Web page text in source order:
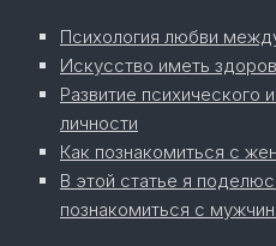
Психология любви
Искусство иметь
Развитие психического
личности
Как познакомиться с
В этой статье я
познакомиться с